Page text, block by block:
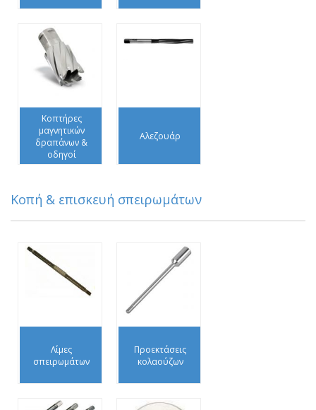
Κοπτήρες
μαγνητικών
δραπάνων &
οδηγοί
Αλεζουάρ
Κοπή & επισκευή σπειρωμάτων
Λίμες
σπειρωμάτων
Προεκτάσεις
κολαούζων